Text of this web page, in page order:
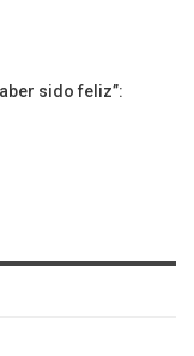
sido feliz”: